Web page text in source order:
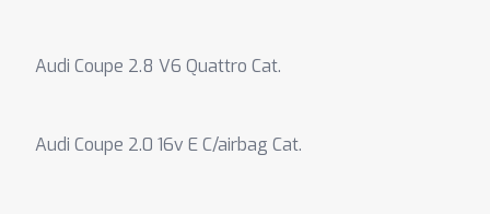
Audi Coupe 2.8 V6 Quattro Cat.
Audi Coupe 2.0 16v E C/airbag Cat.